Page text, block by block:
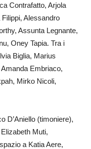
Contrafatto, Arjola
Alessandro
Assunta Legnante,
Oney Tapia. Tra i
Biglia, Marius
Embriaco,
Mirko Nicoli,
D’Aniello (timoniere),
Muti,
a Katia Aere,